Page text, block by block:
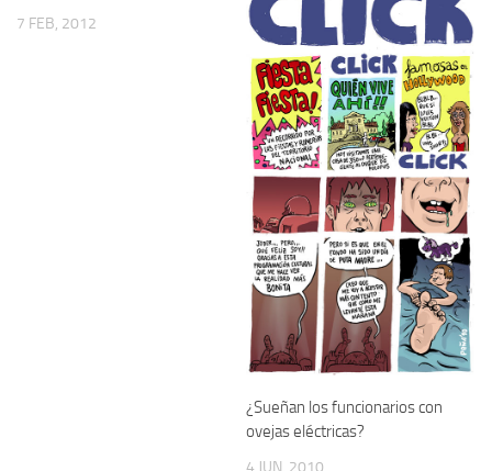
7 FEB, 2012
¿Sueñan los funcionarios con
ovejas eléctricas?
4 JUN, 2010